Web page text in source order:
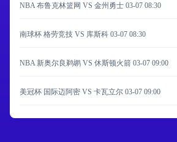
NBA 布鲁克林篮网 VS 金州勇士 03-07 08:30
南球杯 格劳竞技 VS 库斯科 03-07 08:30
NBA 新奥尔良鹈鹕 VS 休斯顿火箭 03-07 09:00
美冠杯 国际迈阿密 VS 卡瓦立尔 03-07 09:00